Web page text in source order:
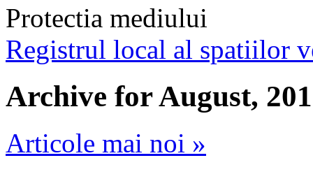
Protectia mediului
Registrul local al spatiilor
Archive for August,
Articole mai noi »